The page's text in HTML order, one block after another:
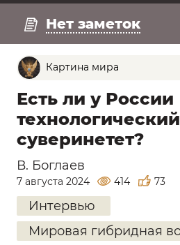
Нет заметок
Картина мира
Есть ли у России
технологический
суверинетет?
В. Боглаев
7 августа 2024 414 73
Интервью
Мировая гибридная